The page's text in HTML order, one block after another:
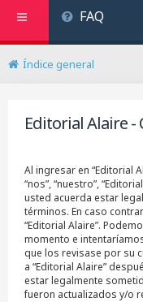
FAQ
Índice general
Editorial Alaire -
Al ingresar en “Editorial
“nos”, “nuestro”,
usted acuerda estar
términos. En caso
“Editorial Alaire”.
momento e
que los revisase por su
a “Editorial Alaire”
estar legalmente
fueron actualizados y/o